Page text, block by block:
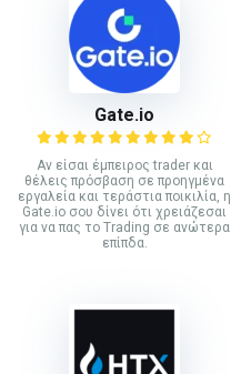
Gate.io
Αν είσαι έμπειρος trader και
θέλεις πρόσβαση σε προηγμένα
εργαλεία και τεράστια ποικιλία, η
Gate.io σου δίνει ότι χρειάζεσαι
για να πας το Trading σε ανώτερα
επίπδα.